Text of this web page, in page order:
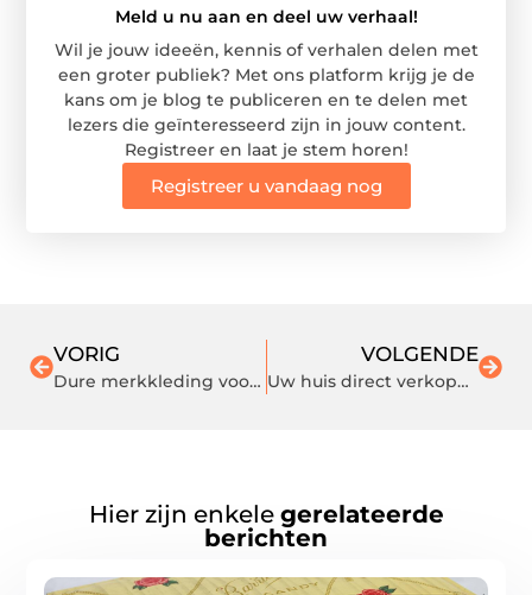
Meld u nu aan en deel uw verhaal!
Wil je jouw ideeën, kennis of verhalen delen met
een groter publiek? Met ons platform krijg je de
kans om je blog te publiceren en te delen met
lezers die geïnteresseerd zijn in jouw content.
Registreer en laat je stem horen!
Registreer u vandaag nog
VORIG
Dure merkkleding voor meisjes
VOLGENDE
Uw huis direct verkopen in Brabant: zo doet u het
Hier zijn enkele gerelateerde
berichten